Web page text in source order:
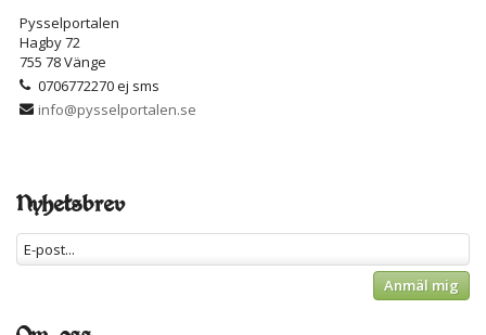
Pysselportalen
Hagby 72
755 78 Vänge
0706772270 ej sms
info@pysselportalen.se
Nyhetsbrev
Anmäl mig